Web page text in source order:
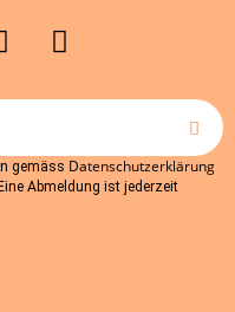
gemäss Datenschutzerklärung
Abmeldung ist jederzeit